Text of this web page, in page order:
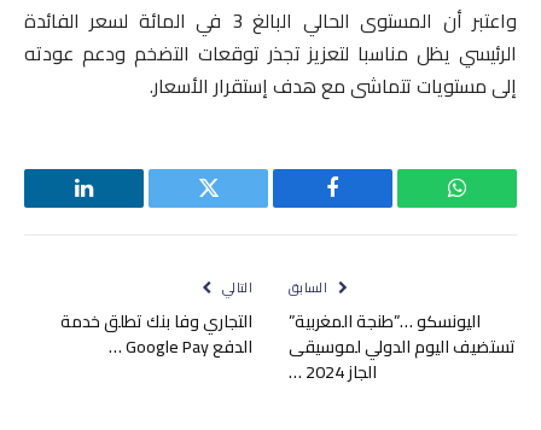
واعتبر أن المستوى الحالي البالغ 3 في المائة لسعر الفائدة
الرئيسي يظل مناسبا لتعزيز تجذر توقعات التضخم ودعم عودته
إلى مستويات تتماشى مع هدف إستقرار الأسعار.
واتساب فيسبوك تويتر لينكدإن
السابق
اليونسكو …”طنجة المغربية”
تستضيف اليوم الدولي لموسيقى
الجاز 2024 …
التالي
التجاري وفا بنك تطلق خدمة
الدفع Google Pay …